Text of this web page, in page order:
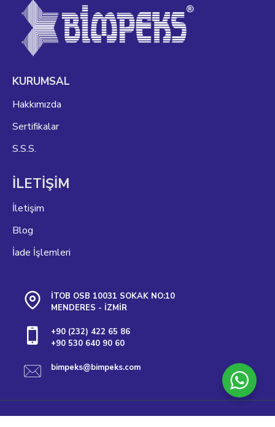
KURUMSAL
Hakkımızda
Sertifikalar
S.S.S.
İLETİŞİM
İletişim
Blog
İade İşlemleri
İTOB OSB 10031 SOKAK NO:10
MENDERES - İZMİR
+90 (232) 422 65 86
+90 530 640 90 60
bimpeks@bimpeks.com
Telif Hakkı © 2025, Bimpeks, Tüm Hakları Saklıdır. Tasarım Serkan